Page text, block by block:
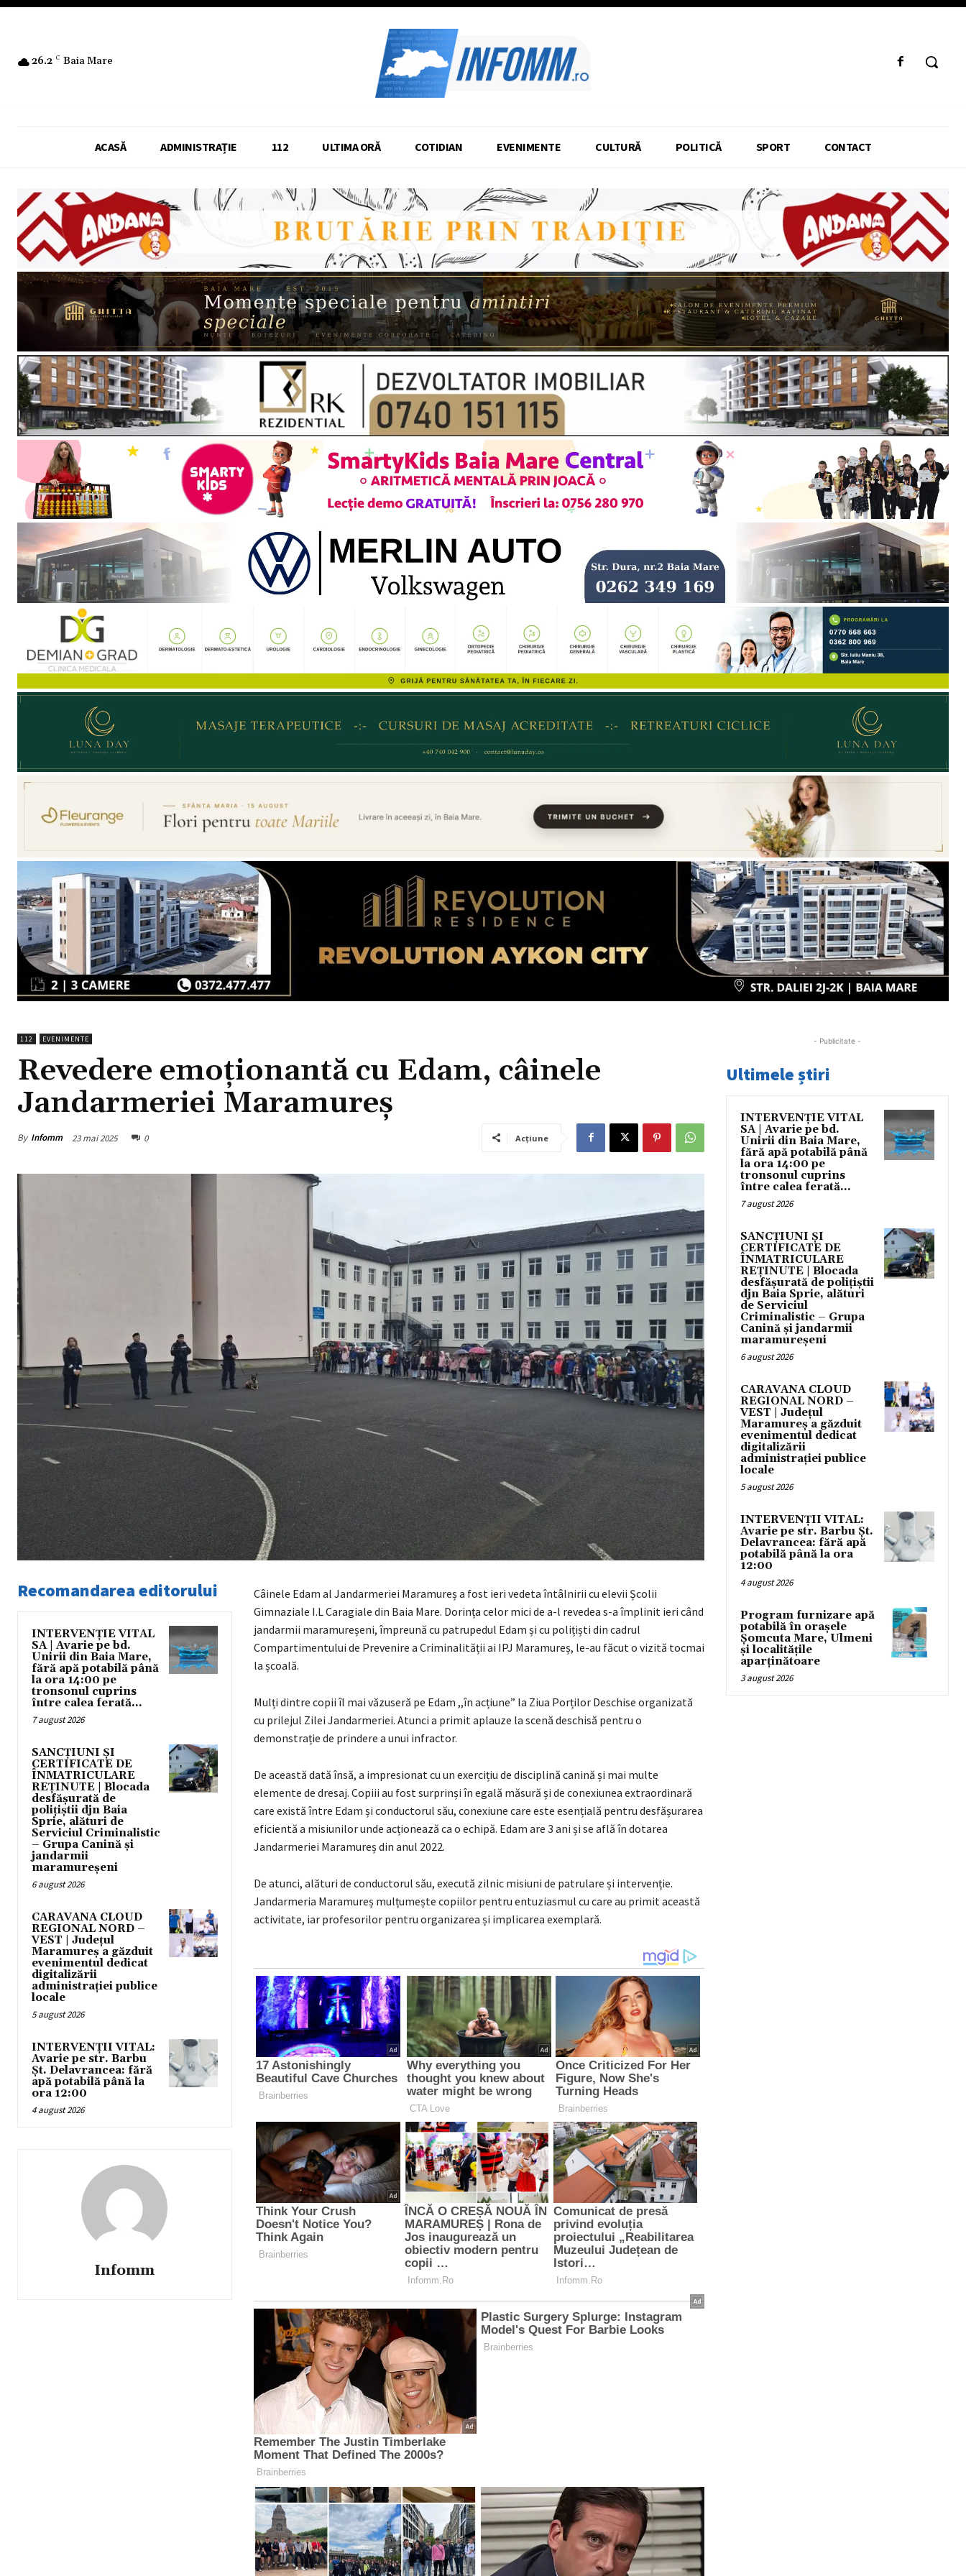
26.2 C Baia Mare
ACASĂ ADMINISTRAȚIE 112 ULTIMA ORĂ COTIDIAN EVENIMENTE CULTURĂ POLITICĂ SPORT CONTACT
112 EVENIMENTE
Revedere emoționantă cu Edam, câinele
Jandarmeriei Maramureș
By Infomm 23 mai 2025 0 Acțiune
Recomandarea editorului
INTERVENȚIE VITAL
SA | Avarie pe bd.
Unirii din Baia Mare,
fără apă potabilă până
la ora 14:00 pe
tronsonul cuprins
între calea ferată...
7 august 2026
SANCȚIUNI ȘI
CERTIFICATE DE
ÎNMATRICULARE
REȚINUTE | Blocada
desfășurată de
polițiștii djn Baia
Sprie, alături de
Serviciul Criminalistic
– Grupa Canină și
jandarmii
maramureșeni
6 august 2026
CARAVANA CLOUD
REGIONAL NORD –
VEST | Județul
Maramureș a găzduit
evenimentul dedicat
digitalizării
administrației publice
locale
5 august 2026
INTERVENȚII VITAL:
Avarie pe str. Barbu
Șt. Delavrancea: fără
apă potabilă până la
ora 12:00
4 august 2026
Infomm
Câinele Edam al Jandarmeriei Maramureș a fost ieri vedeta întâlnirii cu elevii Școlii
Gimnaziale I.L Caragiale din Baia Mare. Dorința celor mici de a-l revedea s-a împlinit ieri când
jandarmii maramureșeni, împreună cu patrupedul Edam și cu polițiști din cadrul
Compartimentului de Prevenire a Criminalității ai IPJ Maramureș, le-au făcut o vizită tocmai
la școală.
Mulți dintre copii îl mai văzuseră pe Edam ,,în acțiune” la Ziua Porților Deschise organizată
cu prilejul Zilei Jandarmeriei. Atunci a primit aplauze la scenă deschisă pentru o
demonstrație de prindere a unui infractor.
De această dată însă, a impresionat cu un exercițiu de disciplină canină și mai multe
elemente de dresaj. Copiii au fost surprinși în egală măsură și de conexiunea extraordinară
care există între Edam și conductorul său, conexiune care este esențială pentru desfășurarea
eficientă a misiunilor unde acționează ca o echipă. Edam are 3 ani și se află în dotarea
Jandarmeriei Maramureș din anul 2022.
De atunci, alături de conductorul său, execută zilnic misiuni de patrulare și intervenție.
Jandarmeria Maramureș mulțumește copiilor pentru entuziasmul cu care au primit această
activitate, iar profesorilor pentru organizarea și implicarea exemplară.
- Publicitate -
Ultimele știri
INTERVENȚIE VITAL
SA | Avarie pe bd.
Unirii din Baia Mare,
fără apă potabilă până
la ora 14:00 pe
tronsonul cuprins
între calea ferată...
7 august 2026
SANCȚIUNI ȘI
CERTIFICATE DE
ÎNMATRICULARE
REȚINUTE | Blocada
desfășurată de polițiștii
djn Baia Sprie, alături
de Serviciul
Criminalistic – Grupa
Canină și jandarmii
maramureșeni
6 august 2026
CARAVANA CLOUD
REGIONAL NORD –
VEST | Județul
Maramureș a găzduit
evenimentul dedicat
digitalizării
administrației publice
locale
5 august 2026
INTERVENȚII VITAL:
Avarie pe str. Barbu Șt.
Delavrancea: fără apă
potabilă până la ora
12:00
4 august 2026
Program furnizare apă
potabilă în orașele
Șomcuta Mare, Ulmeni
și localitățile
aparținătoare
3 august 2026